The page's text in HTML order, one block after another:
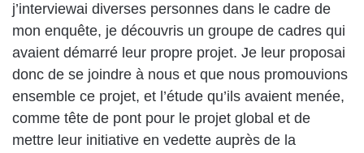
j’interviewai diverses personnes dans le cadre de
mon enquête, je découvris un groupe de cadres qui
avaient démarré leur propre projet. Je leur proposai
donc de se joindre à nous et que nous promouvions
ensemble ce projet, et l’étude qu’ils avaient menée,
comme tête de pont pour le projet global et de
mettre leur initiative en vedette auprès de la